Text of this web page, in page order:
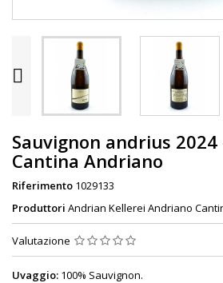

Sauvignon andrius 2024
Cantina Andriano
Riferimento 1029133
Produttori Andrian Kellerei Andriano
Valutazione
Uvaggio: 100% Sauvignon.